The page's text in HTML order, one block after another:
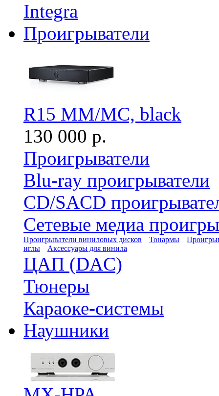
Integra
Проигрыватели
R15 MM/MC, black
130 000 р.
Проигрыватели
Blu-ray проигрыватели
CD/SACD
Сетевые медиа
Проигрыватели виниловых дисков Тонармы
иглы
Аксессуары для винила
ЦАП (DAC)
Тюнеры
Караоке-системы
Наушники